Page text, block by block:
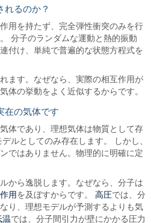
れるのか？
用を持たず、完全弾性衝突のみを行
分子のランダムな運動と熱的振動
付け、単純で普遍的な状態方程式を
ます。なぜなら、実際の相互作用が
体の挙動をよく近似するからです。
在の気体です
体であり、理想気体は物質として存
ルとしてのみ存在します。 しかし、
ではありません。物理的に明確に定
から逸脱します。なぜなら、分子は
用を及ぼすからです。高圧では、分
り、理想モデルが予測するよりも気
温では、分子間引力が壁にかかる圧力